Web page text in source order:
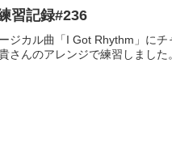
習記録#236
ジカル曲「I Got Rhythm」に
さんのアレンジで練習しました